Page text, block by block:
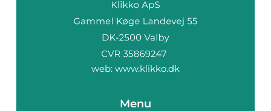
web: www.klikko.dk
Menu